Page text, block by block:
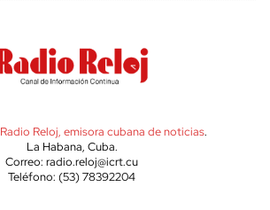
Radio Reloj, emisora cubana de noticias.
La Habana, Cuba.
Correo: radio.reloj@icrt.cu
Teléfono: (53) 78392204